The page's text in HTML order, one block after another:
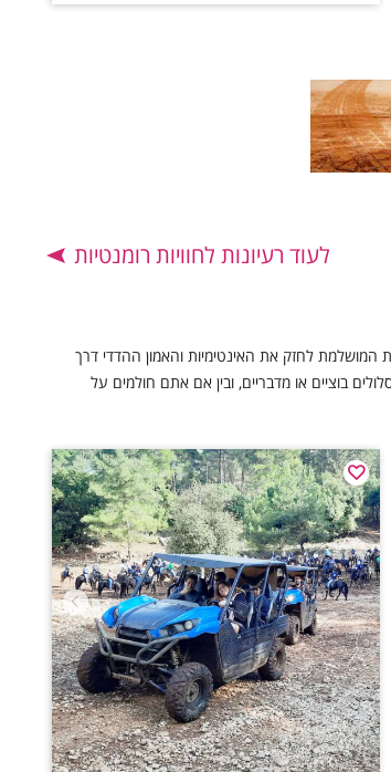
לעוד רעיונות לחוויות רומנטיות
לחזק את האינטימיות והאמון ההדדי דרך
בוציים או מדבריים, ובין אם אתם חולמים על
מנהיגת שטח אתגרית בצפון הירוק ועד מסלולי